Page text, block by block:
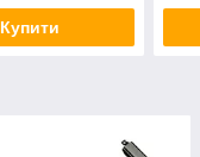
Купити